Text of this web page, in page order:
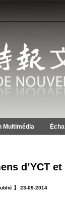
Multimédia
d’YCT
】 23-09-2014